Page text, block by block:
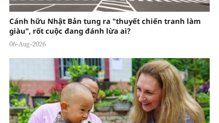
Cánh hữu Nhật Bản tung ra "thuyết chiến tranh làm
giàu", rốt cuộc đang đánh lừa ai?
06-Aug-2026